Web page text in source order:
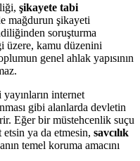
şikayete tabi
mağdurun şikayeti
soruşturma
üzere, kamu düzenini
genel ahlak yapısının
internet
gibi alanlarda devletin
Eğer bir müstehcenlik suçu
ya da etmesin, savcılık
temel koruma amacını